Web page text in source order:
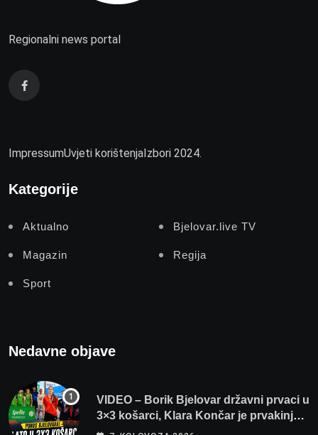
Regionalni news portal
ImpressumUvjeti korištenja Izbori 2024.
Kategorije
Aktualno Bjelovar.live TV
Magazin Regija
Sport
Nedavne objave
VIDEO – Borik Bjelovar državni prvaci u
3×3 košarci, Klara Končar je prvakinja
Hrvatske u stolnom tenisu!